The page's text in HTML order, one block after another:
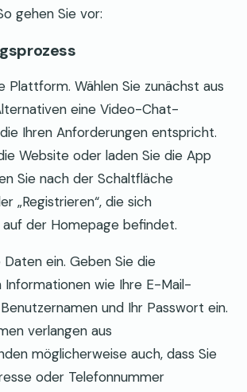
gehen Sie vor:
Plattform. Wählen Sie zunächst aus
eine Video-Chat-
Ihren Anforderungen entspricht.
Website oder laden Sie die App
Sie nach der Schaltfläche
„Registrieren“, die sich
der Homepage befindet.
ein. Geben Sie die
Informationen wie Ihre E-Mail-
und Ihr Passwort ein.
verlangen aus
möglicherweise auch, dass Sie
oder Telefonnummer